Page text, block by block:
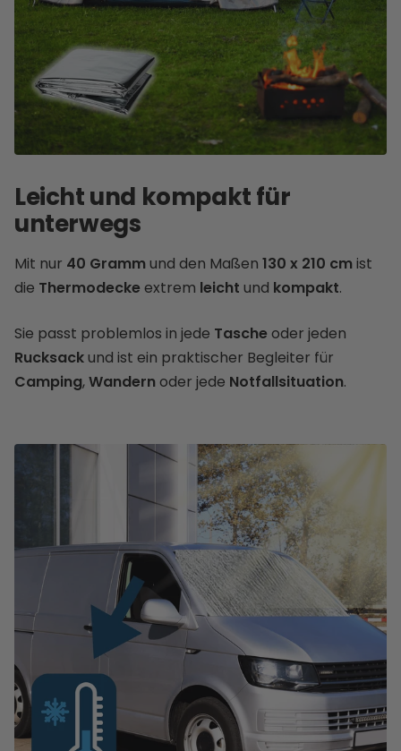
Leicht und kompakt für
unterwegs
Mit nur 40 Grammund den Maßen 130 x 210 cmist
die Thermodecke extrem leicht und kompakt.
Sie passt problemlos in jede Tasche oder jeden
Rucksackund ist ein praktischer Begleiter für
Camping,Wandernoder jede Notfallsituation.